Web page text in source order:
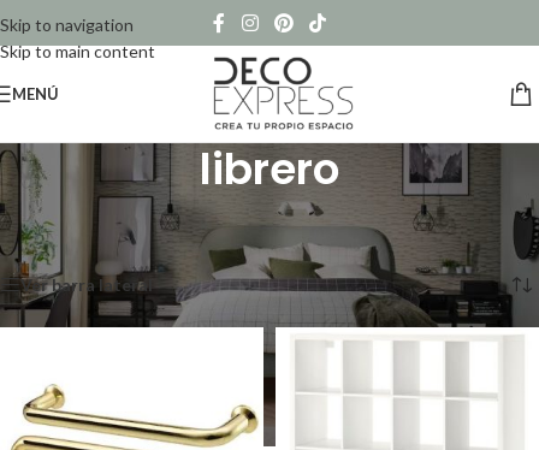
Skip to navigation
Skip to main content
MENÚ
librero
Inicio/
Productos etiquetados “librero”
Mostrando 1–12 de 24 resultados
Ver barra lateral